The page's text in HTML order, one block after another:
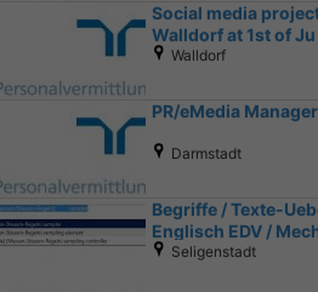
Social media
Walldorf at 1st of Ju
Walldorf
PR/eMedia
Darmstadt
Begriffe / Texte-
Englisch EDV /
Seligenstadt